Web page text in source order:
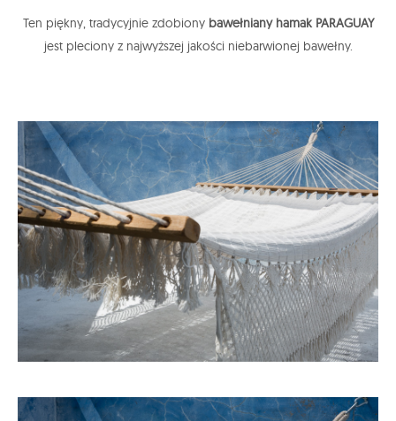
Ten piękny, tradycyjnie zdobiony bawełniany hamak PARAGUAY
jest pleciony z najwyższej jakości niebarwionej bawełny.